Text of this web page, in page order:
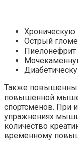
Хроническую
Острый
Пиелонефрит
Также
повышенной
спортсменов. При
упражнениях
количество
временному